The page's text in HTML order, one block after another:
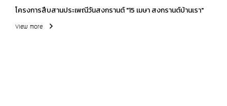
โครงการสืบสานประเพณีวันสงกรานต์ "15 เมษา สงกรานต์บ้านเรา"
View more